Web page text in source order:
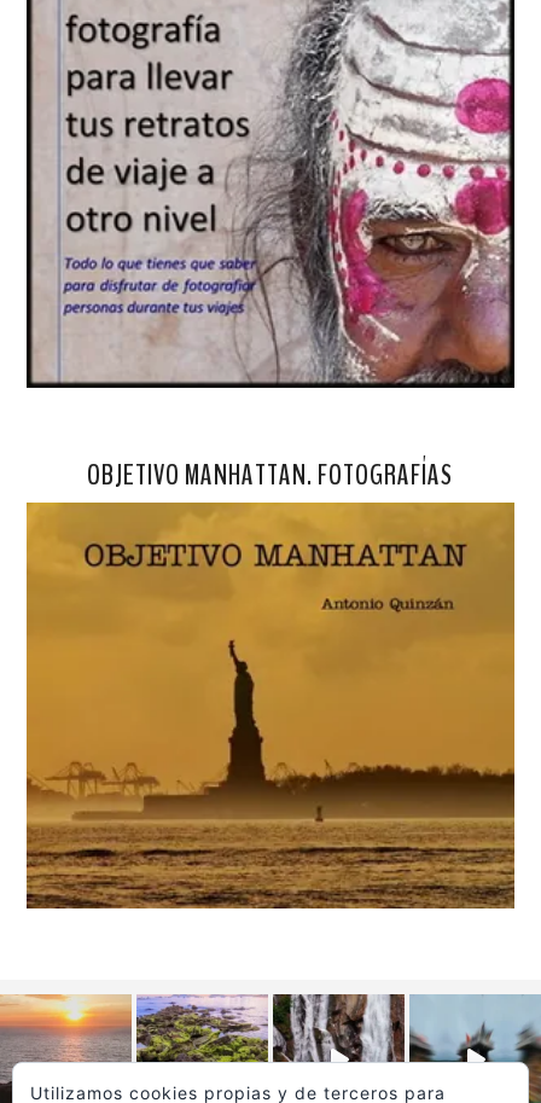
OBJETIVO MANHATTAN. FOTOGRAFÍAS
Utilizamos cookies propias y de terceros para